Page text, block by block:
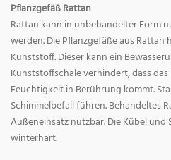
Pflanzgefäß Rattan
Rattan kann in unbehandelter Form
werden. Die Pflanzgefäße aus Rattan
Kunststoff. Dieser kann ein
Kunststoffschale verhindert, dass
Feuchtigkeit in Berührung kommt.
Schimmelbefall führen. Behandeltes
Außeneinsatz nutzbar. Die Kübel
winterhart.